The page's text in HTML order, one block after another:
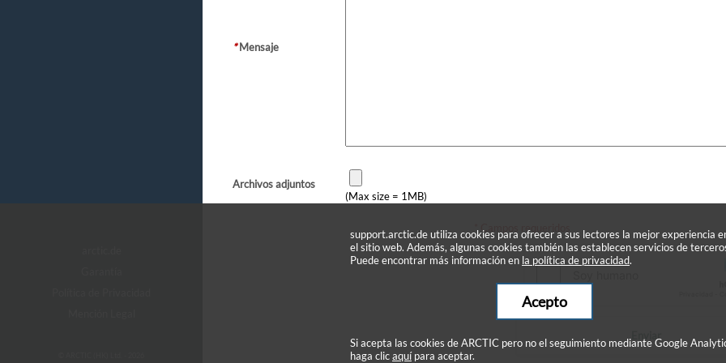
*Mensaje
Archivos adjuntos
(Max size = 1MB)
* Campos requeridos
support.arctic.de utiliza cookies para ofrecer a sus lectores la mejor experiencia
el sitio web. Además, algunas cookies también las establecen servicios de
Puede encontrar más información en la política de privacidad.
Acepto
Si acepta las cookies de ARCTIC pero no el seguimiento mediante Google
haga clicaquípara aceptar.